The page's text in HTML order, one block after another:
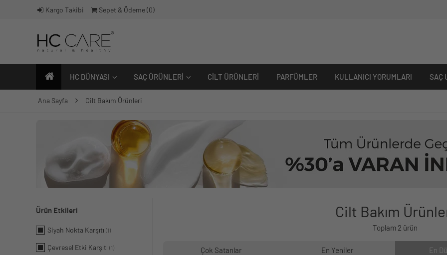
Kargo Takibi Sepet & Ödeme ( 0 )
HC DÜNYASI SAÇ ÜRÜNLERI CILT ÜRÜNLERI PARFÜMLER KULLANICI YORUMLARI SAÇ
Ana Sayfa Cilt Bakım Ürünleri
Ürün Etkileri
Siyah Nokta Karşıtı (1)
Çevresel Etki Karşıtı (1)
Cilt Bakım
Toplam 2 ürün
Çok Satanlar En Yeniler En